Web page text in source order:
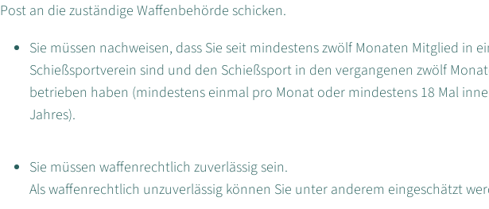
Post an die zuständige Waffenbehörde schicken.
Sie müssen nachweisen, dass Sie seit mindestens zwölf Monaten Mitglied in
Schießsportverein sind und den Schießsport in den vergangenen zwölf
betrieben haben (mindestens einmal pro Monat oder mindestens 18 Mal
Jahres).
Sie müssen waffenrechtlich zuverlässig sein.
Als waffenrechtlich unzuverlässig können Sie unter anderem eingeschätzt